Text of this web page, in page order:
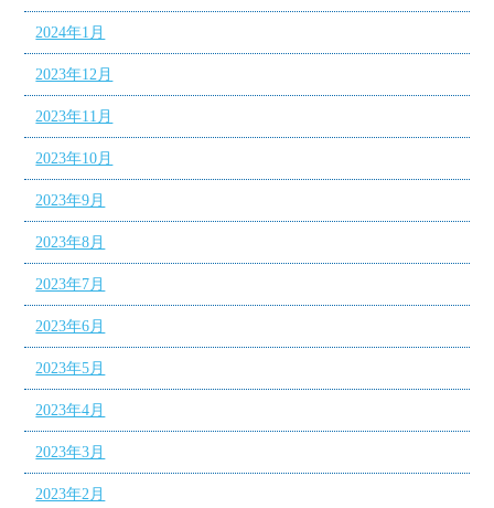
2024年1月
2023年12月
2023年11月
2023年10月
2023年9月
2023年8月
2023年7月
2023年6月
2023年5月
2023年4月
2023年3月
2023年2月